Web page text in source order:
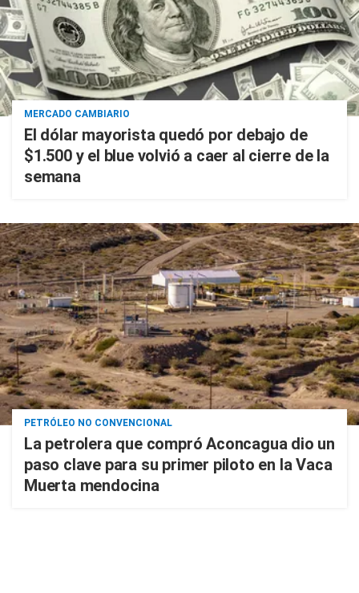
MERCADO CAMBIARIO
El dólar mayorista quedó por debajo de
$1.500 y el blue volvió a caer al cierre de la
semana
PETRÓLEO NO CONVENCIONAL
La petrolera que compró Aconcagua dio un
paso clave para su primer piloto en la Vaca
Muerta mendocina